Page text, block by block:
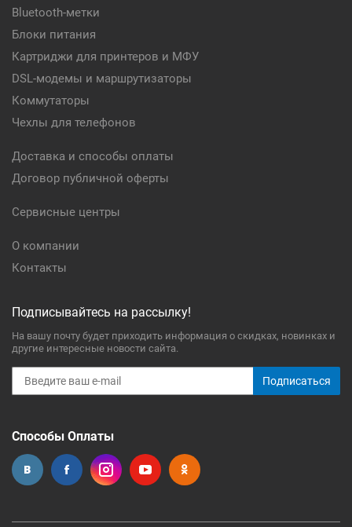
Bluetooth-метки
Блоки питания
Картриджи для принтеров и МФУ
DSL-модемы и маршрутизаторы
Коммутаторы
Чехлы для телефонов
Доставка и способы оплаты
Договор публичной оферты
Сервисные центры
О компании
Контакты
Подписывайтесь на рассылку!
На вашу почту будет приходить информация о скидках, новинках и
другие интересные новости сайта.
Подписаться
Способы Оплаты